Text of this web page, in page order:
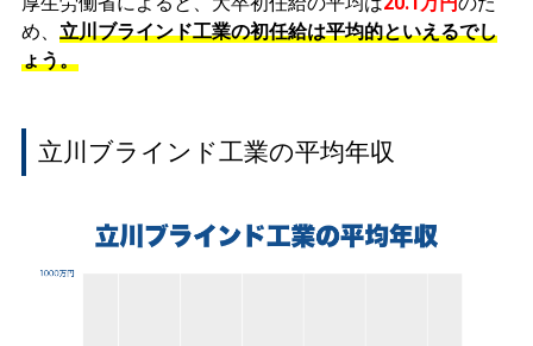
め、 立川ブラインド工業の初任給は平均的といえるでし
ょう。
立川ブラインド工業の平均年収